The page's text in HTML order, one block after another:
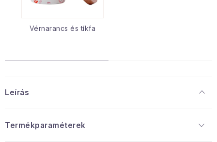
Vérnarancs és tíkfa
Leírás
Termékparaméterek